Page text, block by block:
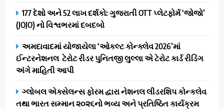
177 દેશો અને 52 લાખ દર્શકો: ગુજરાતી OTT પ્લેટફોર્મ ‘જોજો’
(JOJO) નો વિશ્વભરમાં દબદબો
અમદાવાદમાં યોજાયેલા ‘ઓકલ્ટ કોન્ક્લેવ 2026’માં
ઈન્ટરનેશનલ ટેરોટ રીડર પુનિતજી લુલ્લા એ ટેરોટ કાર્ડ રીડિંગ
અંગે માહિતી આપી
ગ્લોબલ એક્સેલન્સ ફોરમ દ્વારા નેશનલ લીડરશિપ કોન્કલેવ
તથા ભારત સમ્માન ૨૦૨૬નો ભવ્ય અને પ્રતિષ્ઠિત કાર્યક્રમ